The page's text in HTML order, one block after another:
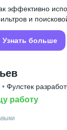
эффективно
и
Узнать больше
• Фулстек
работу